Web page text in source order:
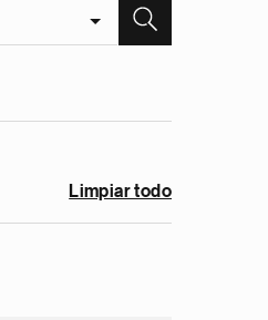
Limpiar todo